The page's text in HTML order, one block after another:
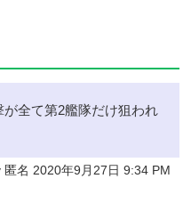
全て第2艦隊だけ狙われ
匿名 2020年9月27日 9:34 PM